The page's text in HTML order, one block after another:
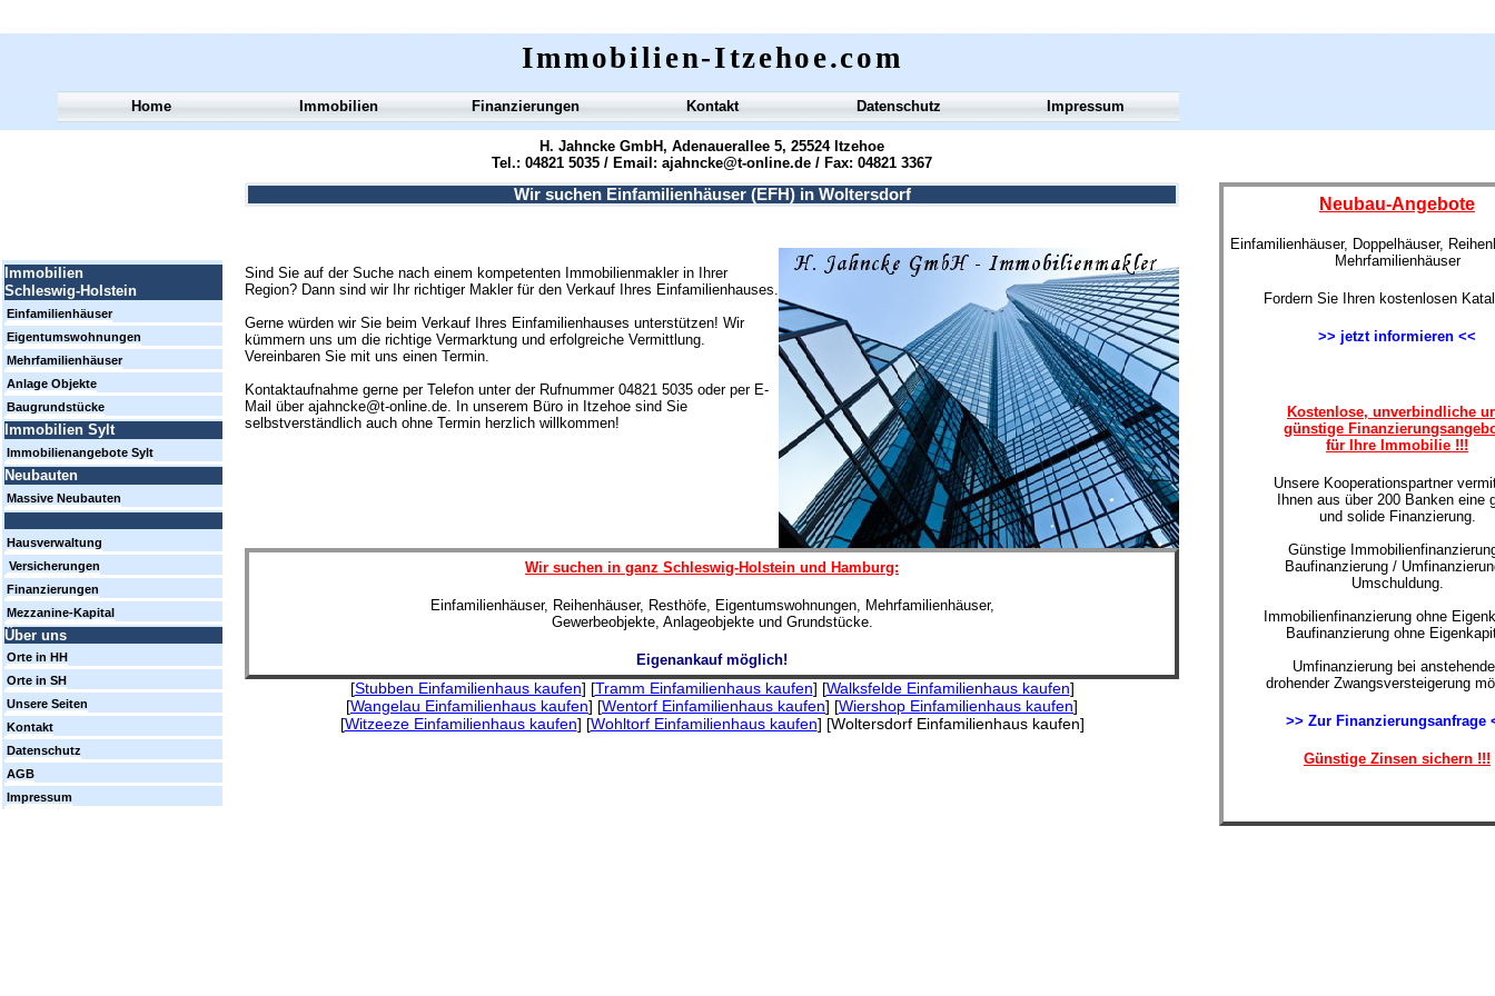
Wir suchen Einfamilienhäuser (EFH) in Woltersdorf
Sind Sie auf der Suche nach einem kompetenten Immobilienmakler in Ihrer
Region? Dann sind wir Ihr richtiger Makler für den Verkauf Ihres Einfamilienhauses.
Gerne würden wir Sie beim Verkauf Ihres Einfamilienhauses unterstützen! Wir
kümmern uns um die richtige Vermarktung und erfolgreiche Vermittlung.
Vereinbaren Sie mit uns einen Termin.
Kontaktaufnahme gerne per Telefon unter der Rufnummer 04821 5035 oder per E-
Mail über ajahncke@t-online.de. In unserem Büro in Itzehoe sind Sie
selbstverständlich auch ohne Termin herzlich willkommen!
Wir suchen in ganz Schleswig-Holstein und Hamburg:
Einfamilienhäuser, Reihenhäuser, Resthöfe, Eigentumswohnungen, Mehrfamilienhäuser,
Gewerbeobjekte, Anlageobjekte und Grundstücke.
Eigenankauf möglich!
[Stubben Einfamilienhaus kaufen] [Tramm Einfamilienhaus kaufen] [Walksfelde Einfamilienhaus kaufen]
[Wangelau Einfamilienhaus kaufen] [Wentorf Einfamilienhaus kaufen] [Wiershop Einfamilienhaus kaufen]
[Witzeeze Einfamilienhaus kaufen] [Wohltorf Einfamilienhaus kaufen] [Woltersdorf Einfamilienhaus kaufen]
Immobilien-Itzehoe.com
H. Jahncke GmbH, Adenauerallee 5, 25524 Itzehoe
Tel.: 04821 5035 / Email: ajahncke@t-online.de / Fax: 04821 3367
Home Immobilien Finanzierungen Kontakt Datenschutz Impressum
Immobilien
Schleswig-Holstein
Einfamilienhäuser
Eigentumswohnungen
Mehrfamilienhäuser
Anlage Objekte
Baugrundstücke
Immobilien Sylt
Immobilienangebote Sylt
Neubauten
Massive Neubauten
Hausverwaltung
Versicherungen
Finanzierungen
Mezzanine-Kapital
Über uns
Orte in HH
Orte in SH
Unsere Seiten
Kontakt
Datenschutz
AGB
Impressum
Neubau-Angebote
Einfamilienhäuser, Doppelhäuser,
Mehrfamilienhäuser
Fordern Sie Ihren kostenlosen
>> jetzt informieren <<
Kostenlose, unverbindliche
günstige
für Ihre Immobilie !!!
Unsere Kooperationspartner
Ihnen aus über 200 Banken eine
und solide Finanzierung.
Günstige
Baufinanzierung /
Umschuldung.
Immobilienfinanzierung ohne
Baufinanzierung ohne
Umfinanzierung bei
drohender Zwangsversteigerung
>> Zur Finanzierungsanfrage
Günstige Zinsen sichern !!!